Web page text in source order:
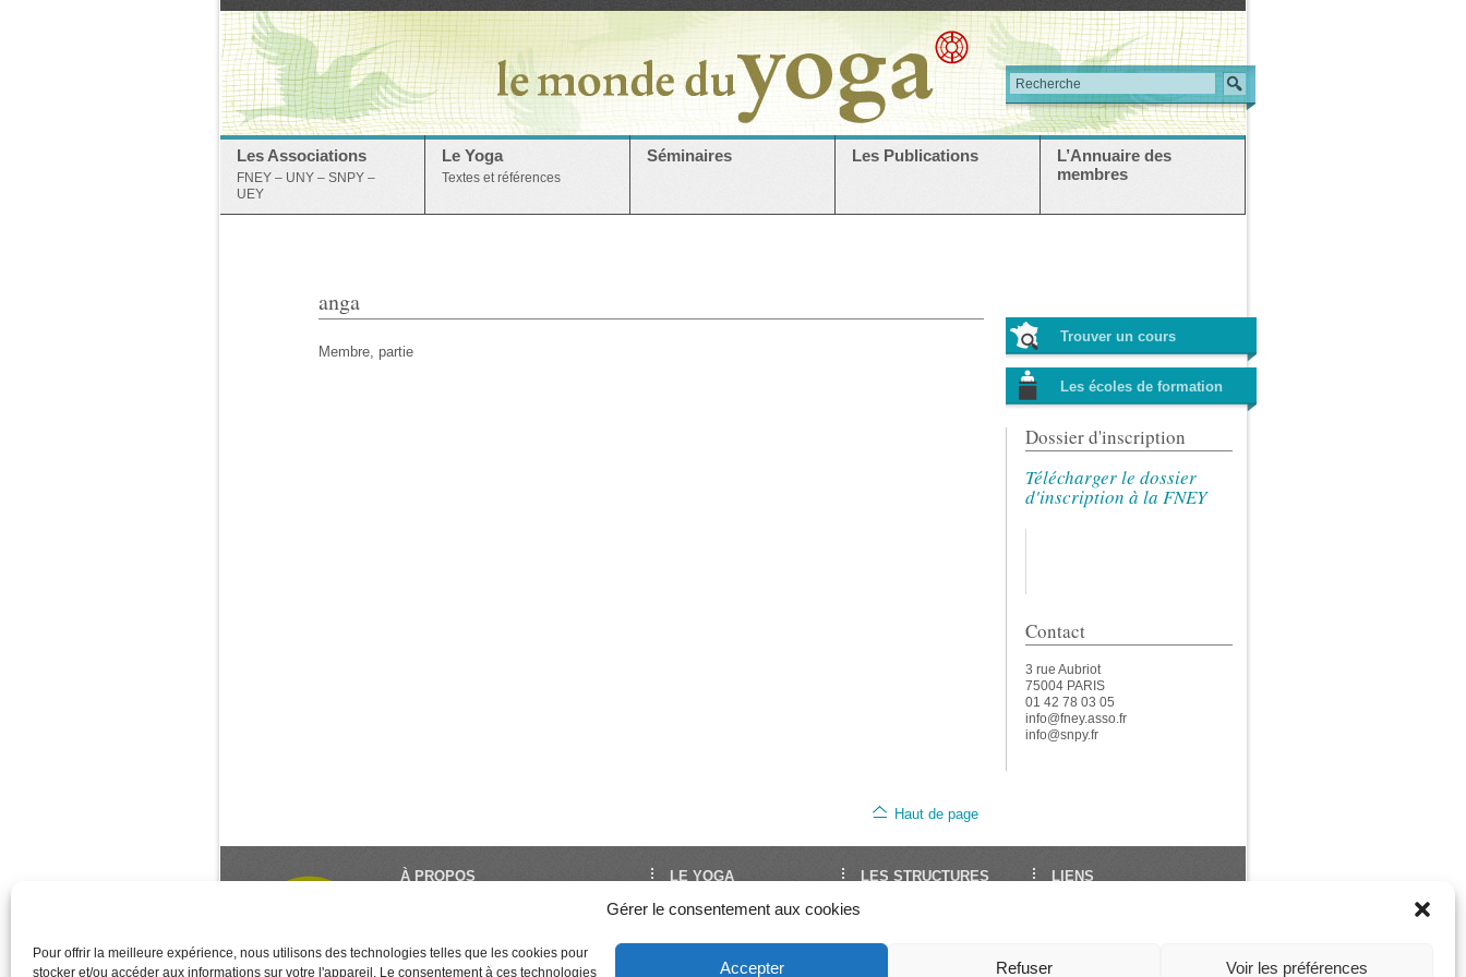
Gérer le consentement aux cookies
Pour offrir la meilleure expérience, nous utilisons des technologies telles que les cookies pour
stocker et/ou accéder aux informations sur votre l'appareil. Le consentement à ces technologies
Accepter Refuser Voir les préférences
Les Associations
FNEY – UNY – SNPY –
UEY
Le Yoga
Textes et références
Séminaires Les Publications
L’Annuaire des
membres
anga
Membre, partie
Trouver un cours
Les écoles de formation
Dossier d'inscription
Télécharger le dossier
d'inscription à la FNEY
Contact
3 rue Aubriot
75004 PARIS
01 42 78 03 05
info@fney.asso.fr
info@snpy.fr
Haut de page
À PROPOS
créé et géré par la FNEY et l’UNY,
des associations de dimension
LE YOGA
Découvrir le Yoga
Enseigner le Yoga
LES STRUCTURES
Syndicat National des
LIENS
Les Assises de La FNEY